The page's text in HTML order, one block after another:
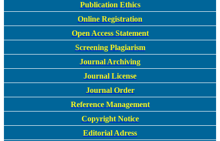
Publication Ethics
Online Registration
Open Access Statement
Screening Plagiarism
Journal Archiving
Journal License
Journal Order
Reference Management
Copyright Notice
Editorial Adress